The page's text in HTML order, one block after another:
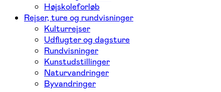
Højskoleforløb
Rejser, ture og rundvisninger
Kulturrejser
Udflugter og dagsture
Rundvisninger
Kunstudstillinger
Naturvandringer
Byvandringer